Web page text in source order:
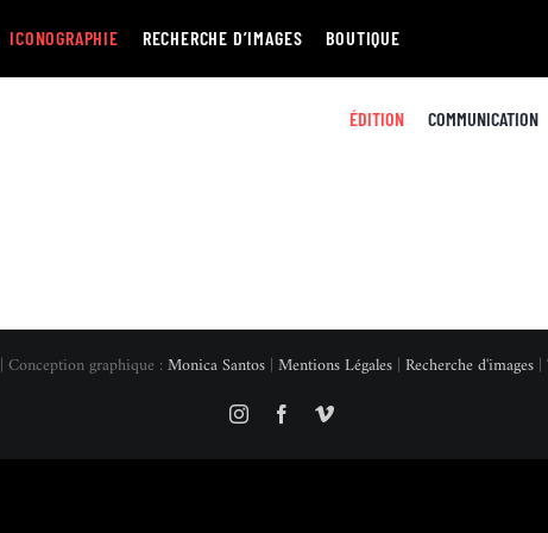
ICONOGRAPHIE RECHERCHE D’IMAGES BOUTIQUE
ÉDITION COMMUNICATION
| Conception graphique : Monica Santos | Mentions Légales | Recherche d'images |
InstagramFacebookVimeo